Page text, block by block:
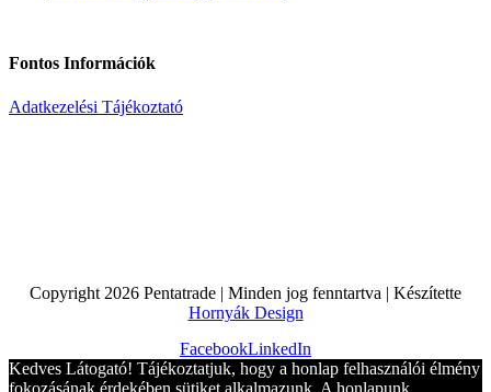
Fontos Információk
Adatkezelési Tájékoztató
Copyright 2026 Pentatrade | Minden jog fenntartva | Készítette
Hornyák Design
FacebookLinkedIn
Kedves Látogató! Tájékoztatjuk, hogy a honlap felhasználói élmény
fokozásának érdekében sütiket alkalmazunk. A honlapunk